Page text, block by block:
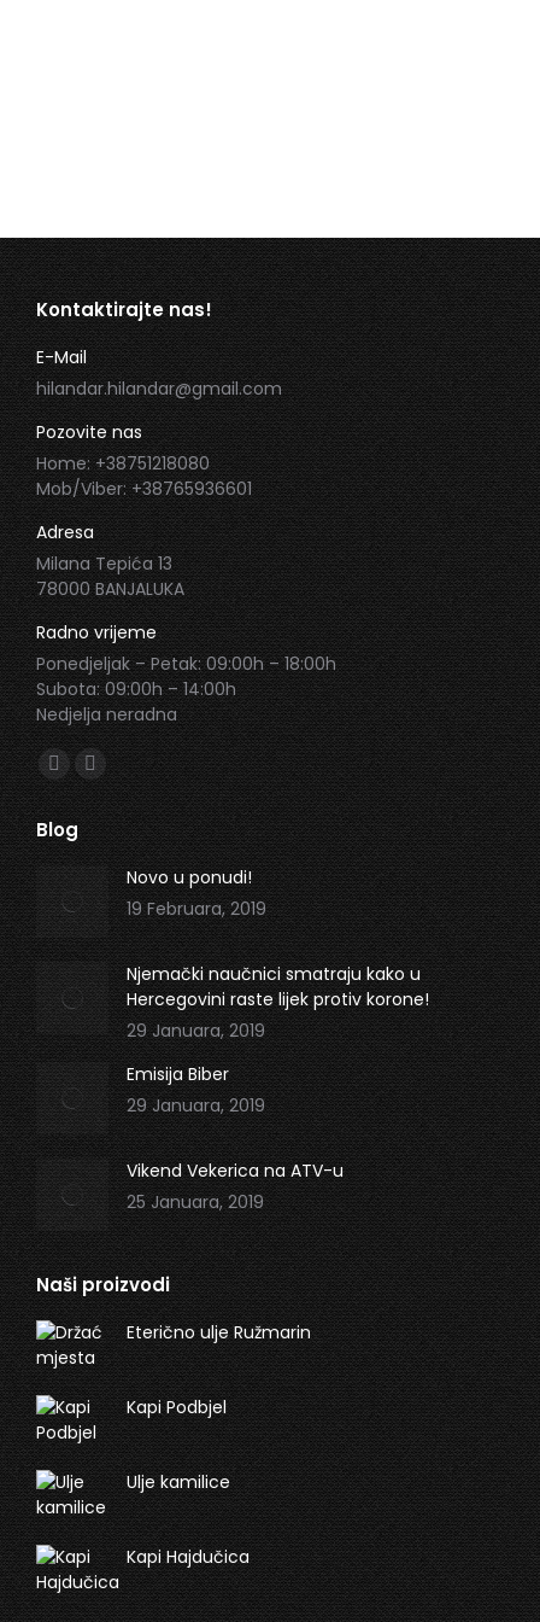
Kontaktirajte nas!
E-Mail
hilandar.hilandar@gmail.com
Pozovite nas
Home: +38751218080
Mob/Viber: +38765936601
Adresa
Milana Tepića 13
78000 BANJALUKA
Radno vrijeme
Ponedjeljak – Petak: 09:00h – 18:00h
Subota: 09:00h – 14:00h
Nedjelja neradna
Find us on:
Facebook
page
opens
in
new
window
Instagram
page
opens
in
new
window
Blog
Novo u ponudi!
19 Februara, 2019
Njemački naučnici smatraju kako u
Hercegovini raste lijek protiv korone!
29 Januara, 2019
Emisija Biber
29 Januara, 2019
Vikend Vekerica na ATV-u
25 Januara, 2019
Naši proizvodi
Eterično ulje Ružmarin
Kapi Podbjel
Ulje kamilice
Kapi Hajdučica